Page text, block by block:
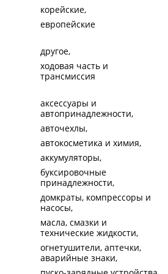
корейские
европейские
другое
ходовая часть и
трансмиссия
аксессуары и
автопринадлежности
авточехлы
автокосметика и химия
аккумуляторы
буксировочные
принадлежности
домкраты, компрессоры и
насосы
масла, смазки и
технические жидкости
огнетушители, аптечки,
аварийные знаки